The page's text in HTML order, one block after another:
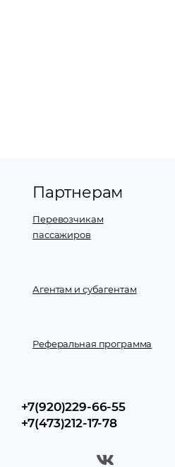
Партнерам
Перевозчикам
пассажиров
Агентам и субагентам
Реферальная программа
+7(920)229-66-55
+7(473)212-17-78